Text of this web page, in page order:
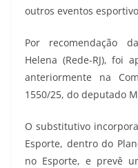
outros eventos
Por recomendação
Helena (Rede-RJ), foi
anteriormente na
1550/25, do deputado
O substitutivo
Esporte, dentro do
no Esporte, e prevê